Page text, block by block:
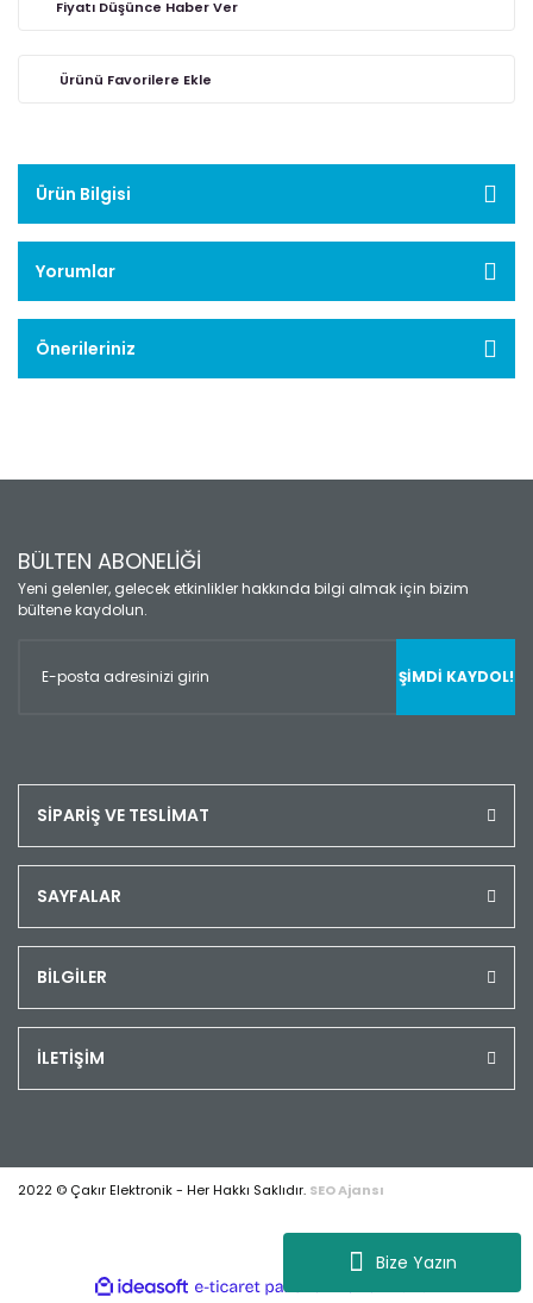
Bize Yazın
Fiyatı Düşünce Haber Ver
Ürün Bilgisi
Yorumlar
Önerileriniz
BÜLTEN ABONELİĞİ
Yeni gelenler, gelecek etkinlikler hakkında bilgi almak için bizim
bültene kaydolun.
ŞİMDİ KAYDOL!
SİPARİŞ VE TESLİMAT
SAYFALAR
BİLGİLER
İLETİŞİM
2022 © Çakır Elektronik - Her Hakkı Saklıdır. SEO Ajansı
ideasoft